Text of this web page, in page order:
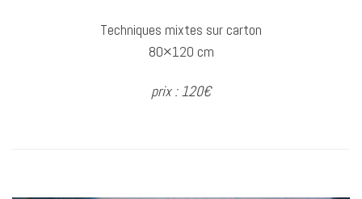
Techniques mixtes sur carton
80×120 cm
prix : 120€